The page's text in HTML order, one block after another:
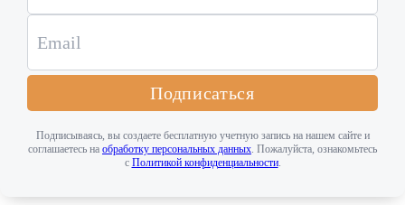
Подписаться
Подписываясь, вы создаете бесплатную учетную запись на нашем сайте и
соглашаетесь на обработку персональных данных. Пожалуйста, ознакомьтесь
с Политикой конфиденциальности.